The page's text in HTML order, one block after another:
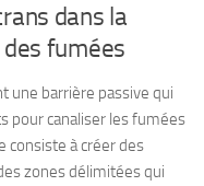
dans la
fumées
une barrière passive qui
pour canaliser les fumées
consiste à créer des
zones délimitées qui